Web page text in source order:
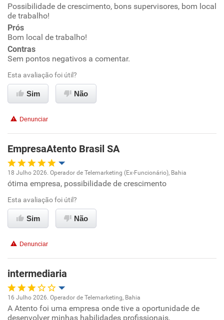
Oportunidade de promoção
Ambiente de trabalho
Conciliação com a vida familiar
Benefícios
Recomenda a diretoria
Possibilidade de crescimento, bons supervisores, bom local
de trabalho!
Prós
Bom local de trabalho!
Contras
Sem pontos negativos a comentar.
Esta avaliação foi útil?
Sim Não
Denunciar
EmpresaAtento Brasil SA
Oportunidade de promoção
Ambiente de trabalho
Benefícios
Recomenda esta empresa
18 Julho 2026. Operador de Telemarketing (Ex-Funcionário), Bahia
ótima empresa, possibilidade de crescimento
Esta avaliação foi útil?
Sim Não
Denunciar
intermediaria
Oportunidade de promoção
16 Julho 2026. Operador de Telemarketing, Bahia
A Atento foi uma empresa onde tive a oportunidade de
desenvolver minhas habilidades profissionais,